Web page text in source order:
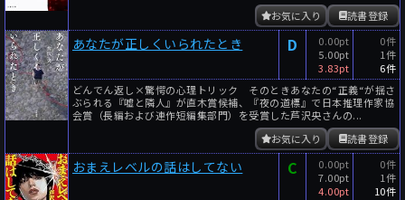
読書登録
お気に入り
あなたが正しくいられたとき D
0.00pt
5.00pt
3.83pt
0件
1件
6件
どんでん返し×驚愕の心理トリック そのときあなたの“正義“が揺さ
ぶられる『嘘と隣人』が直木賞候補、『夜の道標』で日本推理作家協
会賞（長編および連作短編集部門）を受賞した芦沢央さんの...
読書登録
お気に入り
おまえレベルの話はしてない C
0.00pt
7.00pt
4.00pt
0件
1件
10件